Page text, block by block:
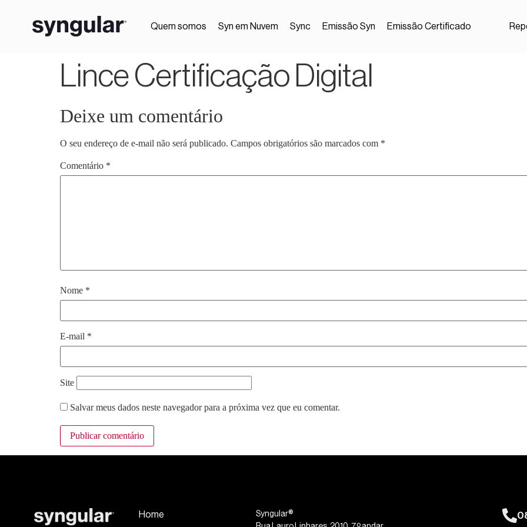
Quem somos Syn em Nuvem Sync Emissão Syn Emissão Certificado
Lince Certificação Digital
Deixe um comentário
O seu endereço de e-mail não será publicado. Campos obrigatórios são marcados com *
Comentário *
Nome *
E-mail *
Site
Salvar meus dados neste navegador para a próxima vez que eu comentar.
Home
Syngular®